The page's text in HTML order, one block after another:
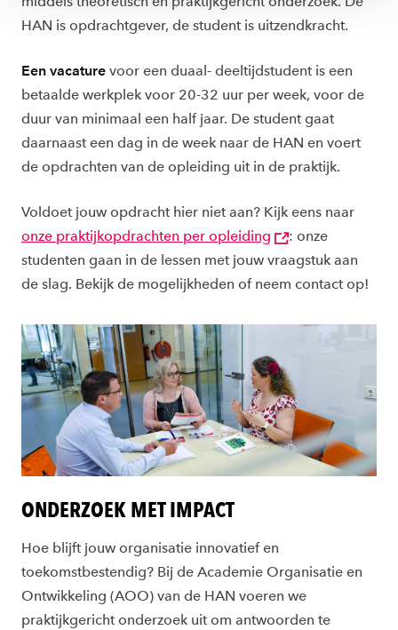
HAN is opdrachtgever, de student is uitzendkracht.
Een vacature voor een duaal- deeltijdstudent is een
betaalde werkplek voor 20-32 uur per week, voor de
duur van minimaal een half jaar. De student gaat
daarnaast een dag in de week naar de HAN en voert
de opdrachten van de opleiding uit in de praktijk.
Voldoet jouw opdracht hier niet aan? Kijk eens naar
onze praktijkopdrachten per opleiding
: onze
studenten gaan in de lessen met jouw vraagstuk aan
de slag. Bekijk de mogelijkheden of neem contact op!
ONDERZOEK MET IMPACT
Hoe blijft jouw organisatie innovatief en
toekomstbestendig? Bij de Academie Organisatie en
Ontwikkeling (AOO) van de HAN voeren we
praktijkgericht onderzoek uit om antwoorden te